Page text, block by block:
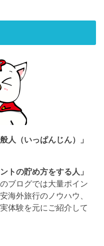
般人（いっぱんじん）」
トの貯め方をする人」
ブログでは大量ポイン
海外旅行のノウハウ、
体験を元にご紹介して